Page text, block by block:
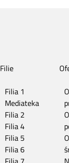
Filie
Filia 1
Mediateka
Filia 2
Filia 4
Filia 5
Filia 6